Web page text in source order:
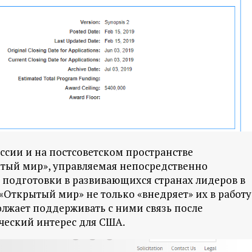
и на постсоветском пространстве
мир», управляемая непосредственно
подготовки в развивающихся странах лидеров в
мир» не только «внедряет» их в работу
поддерживать с ними связь после
интерес для США.